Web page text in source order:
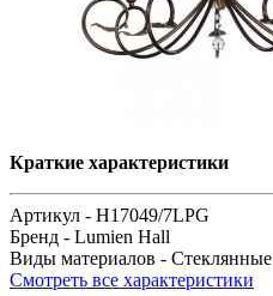
Краткие характеристики
Артикул - H17049/7LPG
Бренд - Lumien Hall
Виды материалов - Стеклянные
Смотреть все характеристики